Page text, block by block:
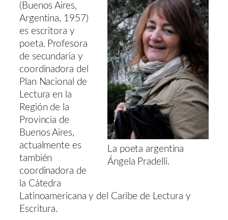
La poeta argentina
Ángela Pradelli.
(Buenos Aires,
Argentina, 1957)
es escritora y
poeta. Profesora
de secundaria y
coordinadora del
Plan Nacional de
Lectura en la
Región de la
Provincia de
Buenos Aires,
actualmente es
también
coordinadora de
la Cátedra
Latinoamericana y del Caribe de Lectura y
Escritura.